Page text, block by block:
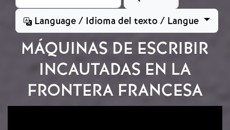
Language / Idioma del texto / Langue
MÁQUINAS DE ESCRIBIR
INCAUTADAS EN LA
FRONTERA FRANCESA